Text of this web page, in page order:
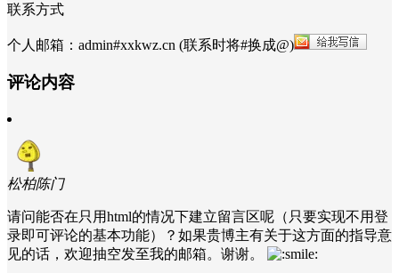
联系方式
个人邮箱：admin#xxkwz.cn (联系时将#换成@)
评论内容
松柏陈门
请问能否在只用html的情况下建立留言区呢（只要实现不用登
录即可评论的基本功能）？如果贵博主有关于这方面的指导意
见的话，欢迎抽空发至我的邮箱。谢谢。